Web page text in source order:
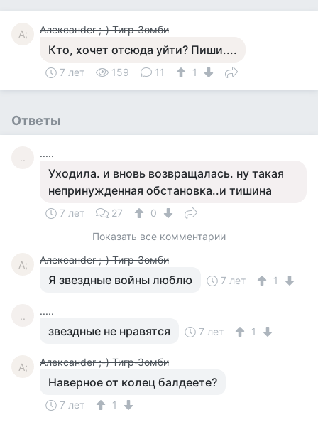
А; Алексанder ;-) Тигр-Зомби
Кто, хочет отсюда уйти? Пиши....
7 лет 159 11 1
Ответы
.. .....
Уходила. и вновь возвращалась. ну такая
непринужденная обстановка..и тишина
7 лет 27
0
Показать все комментарии
А; Алексанder ;-) Тигр-Зомби
Я звездные войны люблю 7 лет 1
.. .....
звездные не нравятся 7 лет 1
А; Алексанder ;-) Тигр-Зомби
Наверное от колец балдеете?
7 лет 1